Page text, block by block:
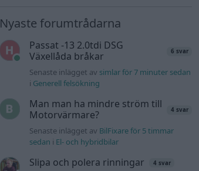
Nyaste forumtrådarna
Passat -13 2.0tdi DSG
Växellåda bråkar
6 svar
Senaste inlägget av simlar för 7 minuter sedan
i Generell felsökning
Man man ha mindre ström till
Motorvärmare?
4 svar
Senaste inlägget av BilFixare för 5 timmar
sedan i El- och hybridbilar
Slipa och polera rinningar 4 svar